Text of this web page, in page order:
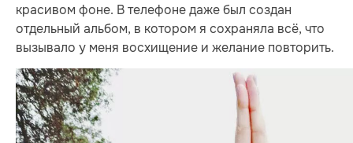
красивом фоне. В телефоне даже был создан
отдельный альбом, в котором я сохраняла всё, что
вызывало у меня восхищение и желание повторить.